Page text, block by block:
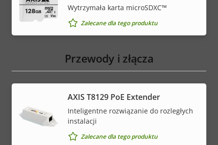
Wytrzymała karta microSDXC™
Zalecane dla tego produktu
Przewody i złącza
AXIS T8129 PoE Extender
Inteligentne rozwiązanie do rozległych
instalacji
Zalecane dla tego produktu